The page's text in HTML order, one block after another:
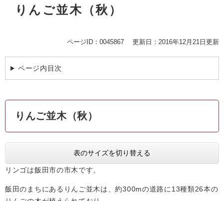
りんご並木（秋）
ページID：0045867 更新日：2016年12月21日更新
ページ内目次
りんご並木（秋）
表のサイズを切り替える
リンゴは飯田市の市木です。
飯田のまちにあるりんご並木は、約300mの道路に13種類26本の